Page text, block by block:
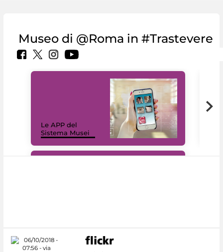
Museo di @Roma in #Trastevere
Le APP del
Sistema Musei